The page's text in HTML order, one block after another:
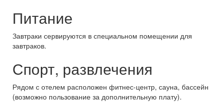
Питание
Завтраки сервируются в специальном помещении для
завтраков.
Спорт, развлечения
Рядом с отелем расположен фитнес-центр, сауна, бассейн
(возможно пользование за дополнительную плату).